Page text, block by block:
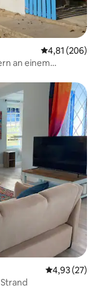
4,81 (206)
an einem
4,93 (27)